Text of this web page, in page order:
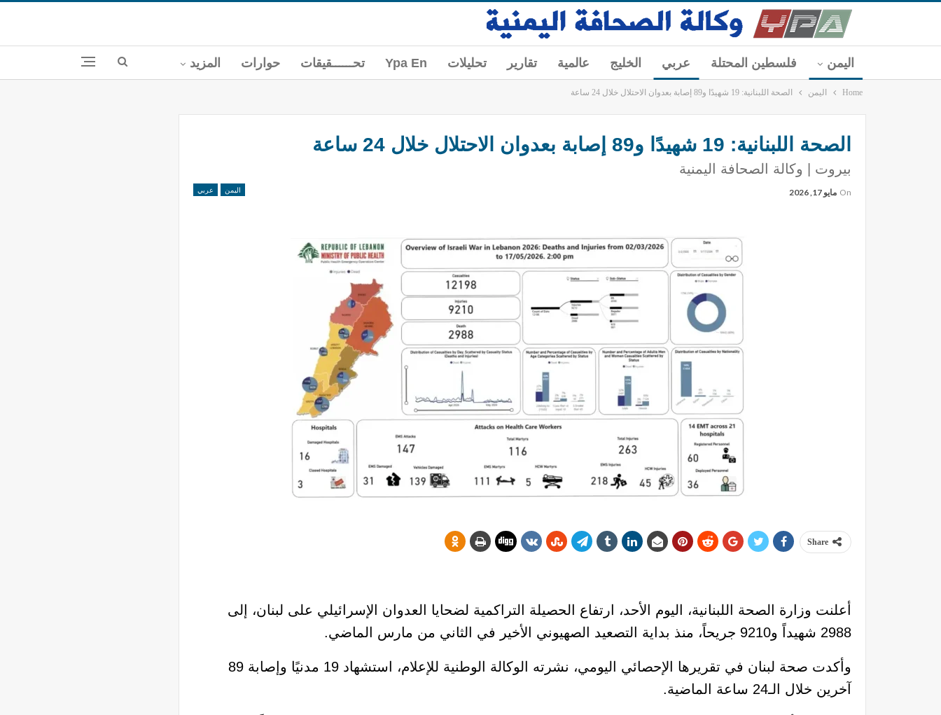
اليمن فلسطين المحتلة عربي الخليج عالمية تقارير تحليلات Ypa En تحــــــقيقات حوارات المزيد
Home اليمن الصحة اللبنانية: 19 شهيدًا و89 إصابة بعدوان الاحتلال خلال 24 ساعة
الصحة اللبنانية: 19 شهيدًا و89 إصابة بعدوان الاحتلال خلال 24 ساعة
بيروت | وكالة الصحافة اليمنية
اليمن عربي On مايو 17, 2026
Share
أعلنت وزارة الصحة اللبنانية، اليوم الأحد، ارتفاع الحصيلة التراكمية لضحايا العدوان الإسرائيلي على لبنان، إلى
2988 شهيداً و9210 جريحاً، منذ بداية التصعيد الصهيوني الأخير في الثاني من مارس الماضي.
وأكدت صحة لبنان في تقريرها الإحصائي اليومي، نشرته الوكالة الوطنية للإعلام، استشهاد 19 مدنيًا وإصابة 89
آخرين خلال الـ24 ساعة الماضية.